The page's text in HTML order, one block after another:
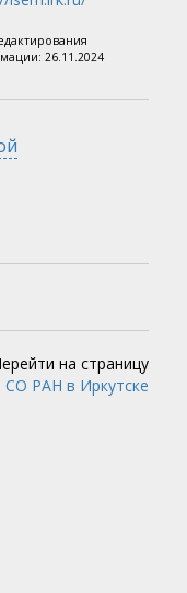
26.11.2024
на страницу
СО РАН в Иркутске